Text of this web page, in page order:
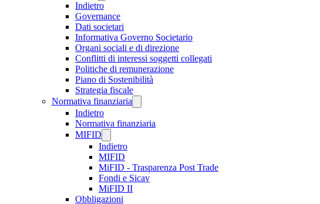
Indietro
Governance
Dati societari
Informativa Governo Societario
Organi sociali e di direzione
Conflitti di interessi soggetti collegati
Politiche di remunerazione
Piano di Sostenibilità
Strategia fiscale
Normativa finanziaria
Indietro
Normativa finanziaria
MIFID
Indietro
MIFID
MiFID - Trasparenza Post Trade
Fondi e Sicav
MiFID II
Obbligazioni